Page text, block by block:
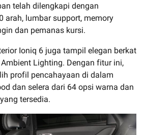
telah dilengkapi dengan
arah, lumbar support, memory
dan pemanas kursi.
Ioniq 6 juga tampil elegan berkat
Lighting. Dengan fitur ini,
profil pencahayaan di dalam
dan selera dari 64 opsi warna dan
tersedia.